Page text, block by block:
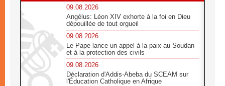
09.08.2026
Angélus: Léon XIV exhorte à la foi en Dieu
dépouillée de tout orgueil
09.08.2026
Le Pape lance un appel à la paix au Soudan
et à la protection des civils
09.08.2026
Déclaration d'Addis-Abeba du SCEAM sur
l'Éducation Catholique en Afrique